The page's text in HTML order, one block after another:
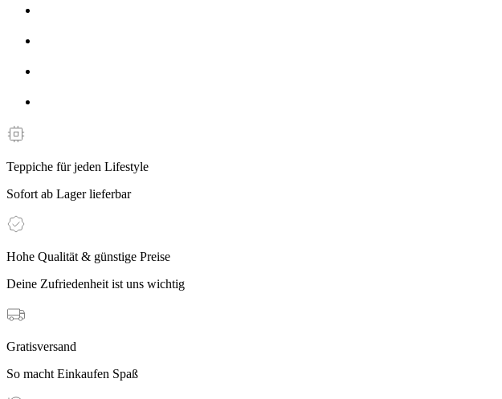
Teppiche für jeden Lifestyle
Sofort ab Lager lieferbar
Hohe Qualität & günstige Preise
Deine Zufriedenheit ist uns wichtig
Gratisversand
So macht Einkaufen Spaß